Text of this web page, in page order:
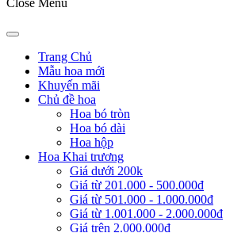
Trang Chủ
Mẫu hoa mới
Khuyến mãi
Chủ đề hoa
Hoa bó tròn
Hoa bó dài
Hoa hộp
Hoa Khai trương
Giá dưới 200k
Giá từ 201.000 - 500.000đ
Giá từ 501.000 - 1.000.000đ
Giá từ 1.001.000 - 2.000.000đ
Giá trên 2.000.000đ